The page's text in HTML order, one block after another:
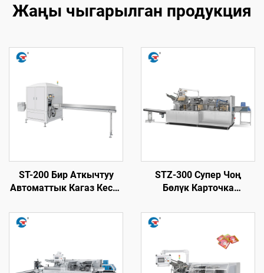
Жаңы чыгарылган продукция
ST-200 Бир Аткычтуу
Автоматтык Кагаз Кесүү
STZ-300 Супер Чоң
Бөлүк Карточка